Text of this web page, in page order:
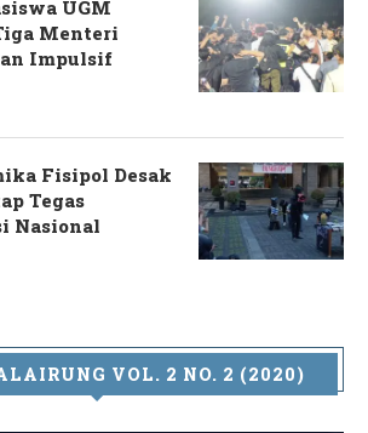
UGM
Menteri
Impulsif
Fisipol Desak
Tegas
Nasional
VOL. 2 NO. 2 (2020)